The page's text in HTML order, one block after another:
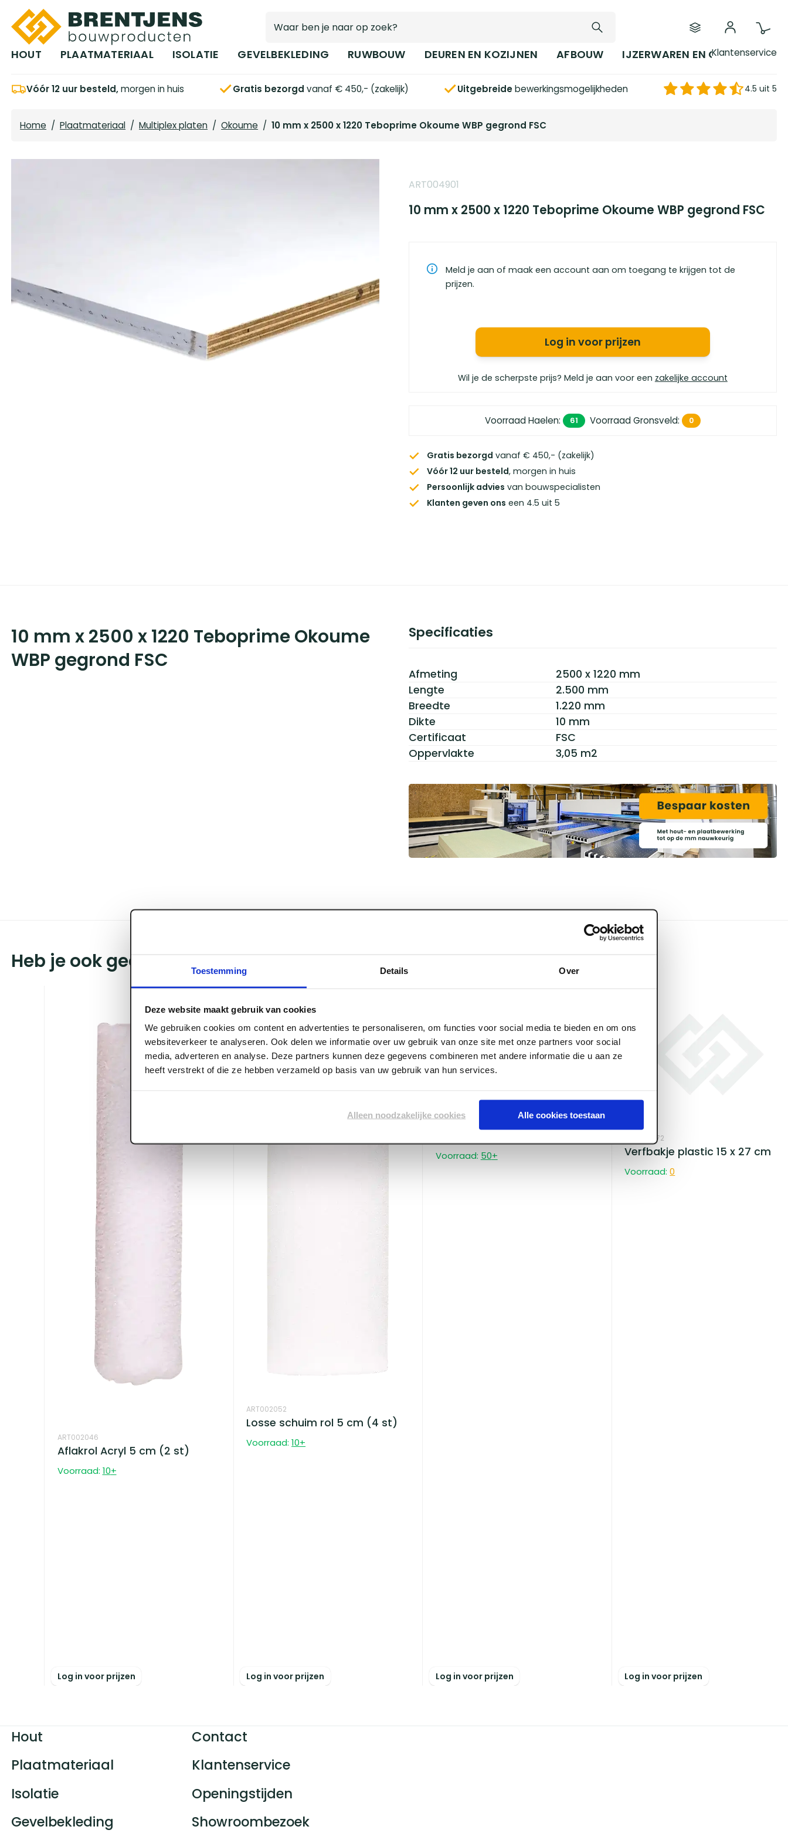
Toestemming Details Over
Deze website maakt gebruik van cookies
We gebruiken cookies om content en advertenties te personaliseren, om functies voor social media te bieden en om ons
websiteverkeer te analyseren. Ook delen we informatie over uw gebruik van onze site met onze partners voor social
media, adverteren en analyse. Deze partners kunnen deze gegevens combineren met andere informatie die u aan ze
heeft verstrekt of die ze hebben verzameld op basis van uw gebruik van hun services.
Alleen noodzakelijke cookies Alle cookies toestaan
Ga naar hoofdinhoud
HOUT PLAATMATERIAAL ISOLATIE GEVELBEKLEDING RUWBOUW DEUREN EN KOZIJNEN AFBOUW IJZERWAREN EN GEREEDSCHAP
Klantenservice
Vóór 12 uur besteld,morgen in huis Gratis bezorgd vanaf € 450,- (zakelijk) Uitgebreidebewerkingsmogelijkheden 4.5 uit 5
Home / Plaatmateriaal / Multiplex platen / Okoume / 10 mm x 2500 x 1220 Teboprime Okoume WBP gegrond FSC
ART004901
10 mm x 2500 x 1220 Teboprime Okoume WBP gegrond FSC
Meld je aan of maak een account aan om toegang te krijgen tot de
prijzen.
Log in voor prijzen
Wil je de scherpste prijs? Meld je aan voor een zakelijke account
Voorraad Haelen: 61 Voorraad Gronsveld: 0
Gratis bezorgd vanaf € 450,- (zakelijk)
Vóór 12 uur besteld, morgen in huis
Persoonlijk advies van bouwspecialisten
Klanten geven ons een 4.5 uit 5
10 mm x 2500 x 1220 Teboprime Okoume
WBP gegrond FSC
Specificaties
Afmeting
2500 x 1220 mm
Lengte
2.500 mm
Breedte
1.220 mm
Dikte
10 mm
Certificaat
FSC
Oppervlakte
3,05 m2
Heb je ook gedacht aan?
ART002046
Aflakrol Acryl 5 cm (2 st)
Voorraad: 10+
Log in voor prijzen
ART002052
Losse schuim rol 5 cm (4 st)
Voorraad: 10+
Log in voor prijzen
Inzetbakje t.b.v. verfbak klein
Voorraad: 50+
Log in voor prijzen
ART002072
Verfbakje plastic 15 x 27 cm
Voorraad: 0
Log in voor prijzen
Hout
Plaatmateriaal
Isolatie
Gevelbekleding
Contact
Klantenservice
Openingstijden
Showroombezoek